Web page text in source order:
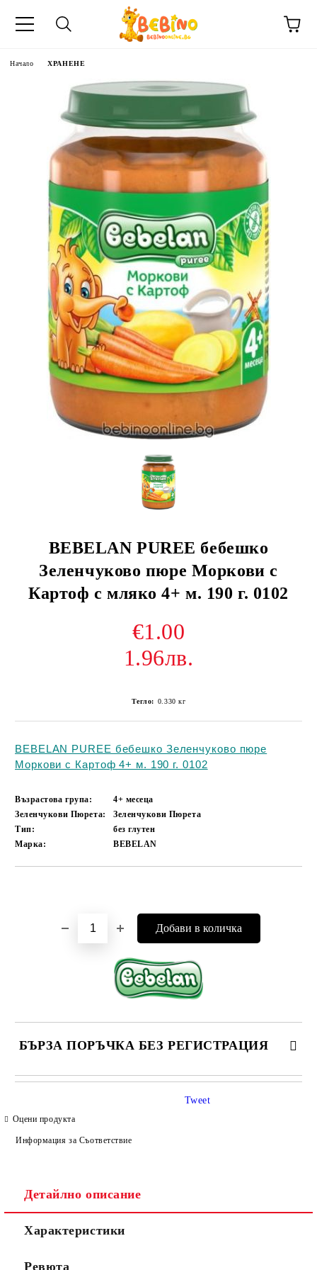
Начало ХРАНЕНЕ
BEBELAN PUREE бебешко
Зеленчуково пюре Моркови с
Картоф с мляко 4+ м. 190 г. 0102
€1.00
1.96лв.
Тегло: 0.330 кг
BEBELAN PUREE бебешко Зеленчуково пюре
Моркови с Картоф 4+ м. 190 г. 0102
Възрастова група:
4+ месеца
Зеленчукови Пюрета:
Зеленчукови Пюрета
Тип:
без глутен
Марка:
BEBELAN
БЪРЗА ПОРЪЧКА БЕЗ РЕГИСТРАЦИЯ
САМО ПОПЪЛНЕТЕ 4 ПОЛЕТА
Съгласен съм сПолитиката за лични данни
Ние ще се свържем с вас в рамките на работния ден.
Оцени продукта
Информация за Съответствие
Tweet
Детайлно описание
Характеристики
Ревюта